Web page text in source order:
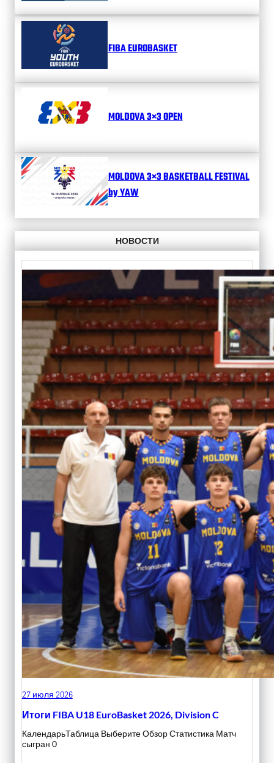
FIBA EUROBASKET
MOLDOVA 3×3 OPEN
MOLDOVA 3×3 BASKETBALL FESTIVAL
by YAW
НОВОСТИ
27 июля 2026
Итоги FIBA U18 EuroBasket 2026, Division C
КалендарьТаблица Выберите Обзор Статистика Матч
сыгран 0